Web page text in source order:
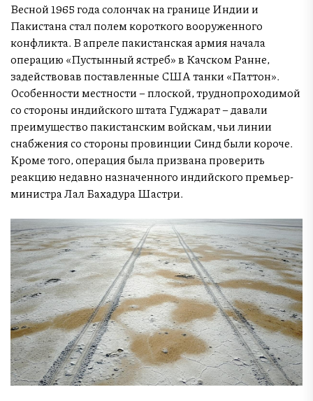
Весной 1965 года солончак на границе Индии и
Пакистана стал полем короткого вооруженного
конфликта. В апреле пакистанская армия начала
операцию «Пустынный ястреб» в Качском Ранне,
задействовав поставленные США танки «Паттон».
Особенности местности – плоской, труднопроходимой
со стороны индийского штата Гуджарат – давали
преимущество пакистанским войскам, чьи линии
снабжения со стороны провинции Синд были короче.
Кроме того, операция была призвана проверить
реакцию недавно назначенного индийского премьер-
министра Лал Бахадура Шастри.